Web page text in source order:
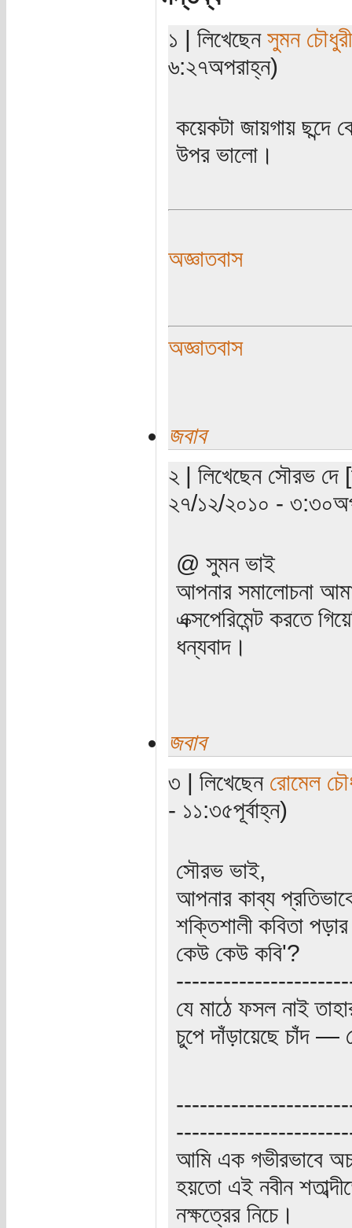
১ | লিখেছেন সুমন চৌধুরী
৬:২৭অপরাহ্ন)
কয়েকটা জায়গায় ছন্দে
উপর ভালো।
অজ্ঞাতবাস
অজ্ঞাতবাস
জবাব
২ | লিখেছেন সৌরভ দে
২৭/১২/২০১০ -
@ সুমন ভাই
আপনার সমালোচনা
এক্সপেরিমেন্ট করতে
ধন্যবাদ।
জবাব
৩ | লিখেছেন রোমেল
- ১১:৩৫পূর্বাহ্ন)
সৌরভ ভাই,
আপনার কাব্য
শক্তিশালী কবিতা
কেউ কেউ কবি'?
যে মাঠে ফসল নাই
চুপে দাঁড়ায়েছে চাঁদ
আমি এক গভীরভাবে
হয়তো এই নবীন
নক্ষত্রের নিচে।